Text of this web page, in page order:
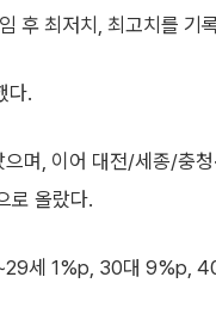
후 최저치, 최고치를 기
다.
며, 이어 대전/세종/충
로 올랐다.
세 1%p, 30대